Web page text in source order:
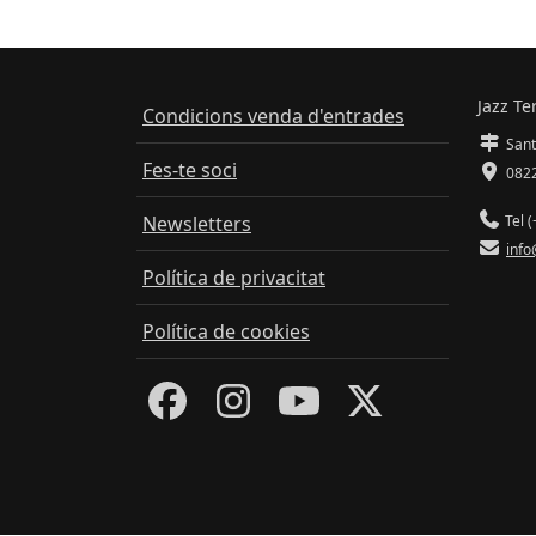
Condicions venda d'entrades
Fes-te soci
Newsletters
Política de privacitat
Política de cookies
Jazz
Tel